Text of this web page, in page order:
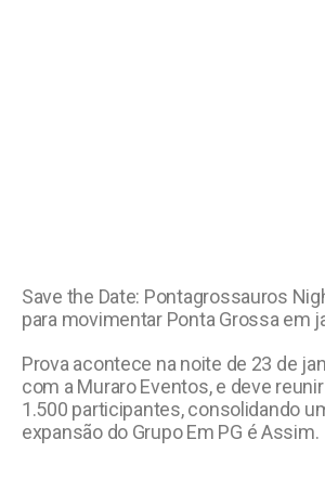
Save the Date: Pontagrossauros
para movimentar Ponta Grossa em
Prova acontece na noite de 23 de
com a Muraro Eventos, e deve
1.500 participantes, consolidando
expansão do Grupo Em PG é Assim.